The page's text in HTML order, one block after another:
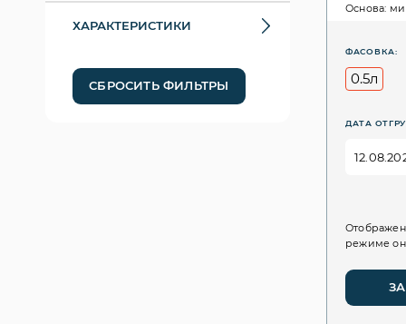
ХАРАКТЕРИСТИКИ
СБРОСИТЬ ФИЛЬТРЫ
Основа:
ФАСОВКА:
0.5л
ДАТА
режиме